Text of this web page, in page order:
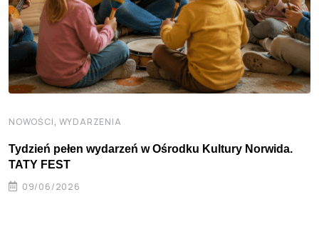
NOWOŚCI WYDARZENIA
Tydzień pełen wydarzeń w Ośrodku Kultury Norwida.
TATY FEST
09/06/2026